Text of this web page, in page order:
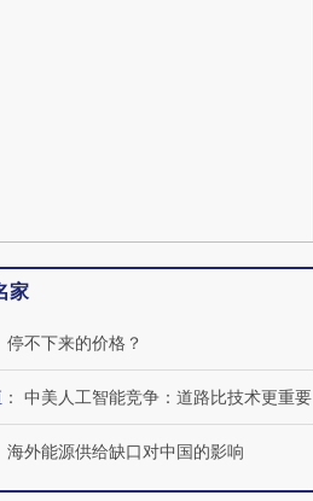
家
停不下来的价格？
： 中美人工智能竞争：道路比技术更重要
海外能源供给缺口对中国的影响